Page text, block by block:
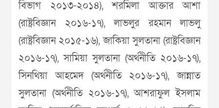
বিভাগ ২০১৩-২০১৪), শরমিলা আক্তার আশা
(রাষ্ট্রবিজ্ঞান ২০১৬-১৭), লাভলুর রহমান লাভলু
(রাষ্ট্রবিজ্ঞান ২০১৫-১৬), জাকিয়া সুলতানা (রাষ্ট্রবিজ্ঞান
২০১৬-১৭), সামিয়া সুলতানা (অর্থনীতি ২০১৬-১৭),
সিনথিয়া আহমেদ (অর্থনীতি ২০১৬-১৭), জান্নাত
সুলতানা (অর্থনীতি ২০১৬-১৭), আশরাফুল ইসলাম